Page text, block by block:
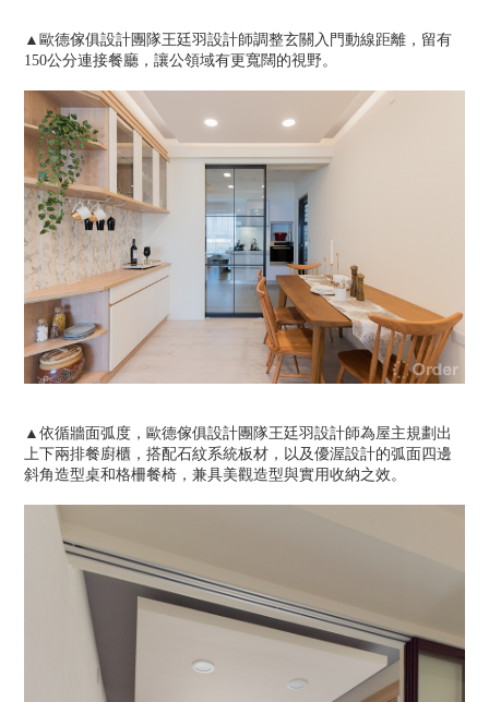
▲歐德傢俱設計團隊王廷羽設計師調整玄關入門動線距離，留有
150公分連接餐廳，讓公領域有更寬闊的視野。
▲依循牆面弧度，歐德傢俱設計團隊王廷羽設計師為屋主規劃出
上下兩排餐廚櫃，搭配石紋系統板材，以及優渥設計的弧面四邊
斜角造型桌和格柵餐椅，兼具美觀造型與實用收納之效。